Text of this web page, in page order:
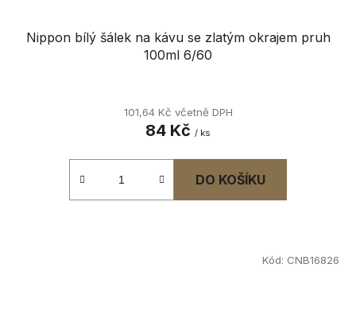
Nippon bílý šálek na kávu se zlatým okrajem pruh
100ml 6/60
101,64 Kč včetně DPH
84 Kč / ks
DO KOŠÍKU
Kód: CNB16826